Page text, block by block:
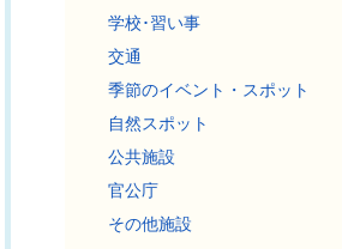
学校･習い事
交通
季節のイベント・スポット
自然スポット
公共施設
官公庁
その他施設